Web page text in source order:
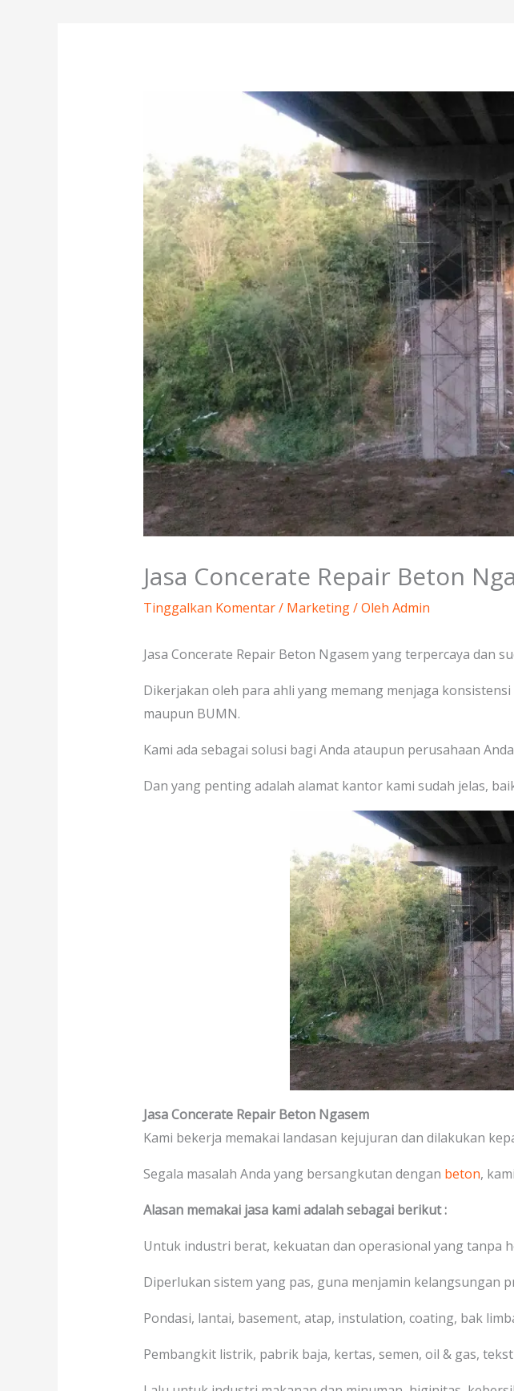
Jasa Concerate Repair Beton
Tinggalkan Komentar/ Marketing/ Oleh Admin
Jasa Concerate Repair Beton Ngasem yang terpercaya dan
Dikerjakan oleh para ahli yang memang menjaga
maupun BUMN.
Kami ada sebagai solusi bagi Anda ataupun perusahaan
Dan yang penting adalah alamat kantor kami sudah jelas,
Jasa Concerate Repair Beton Ngasem
Kami bekerja memakai landasan kejujuran dan dilakukan
Segala masalah Anda yang bersangkutan dengan beton,
Alasan memakai jasa kami adalah sebagai berikut :
Untuk industri berat, kekuatan dan operasional yang tanpa
Diperlukan sistem yang pas, guna menjamin kelangsungan
Pondasi, lantai, basement, atap, instulation, coating, bak
Pembangkit listrik, pabrik baja, kertas, semen, oil & gas,